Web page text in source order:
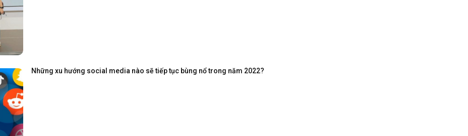
Những xu hướng social media nào sẽ tiếp tục bùng nổ trong năm 2022?